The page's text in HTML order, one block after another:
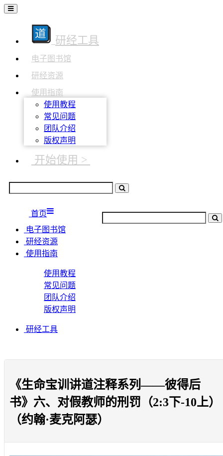
研经工具
电子图书馆
研经资源
使用指南
使用教程
常见问题
团队介绍
版权声明
开始使用 >
首页
电子图书馆
研经资源
使用指南
使用教程
常见问题
团队介绍
版权声明
研经工具
《生命宝训讲道注释系列——彼得后
书》六、对假教师的刑罚（2:3下-10上）
（约翰·麦克阿瑟）